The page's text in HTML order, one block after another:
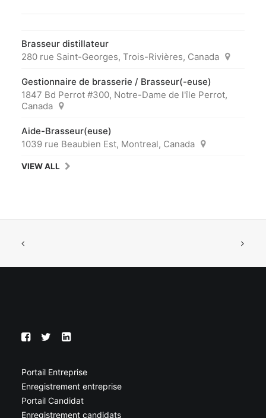
Brasseur distillateur
280 rue Saint-Georges, Trois-Rivières, Canada
Gestionnaire de brasserie / Brasseur(-euse)
1847 Bd Perrot #300, Notre-Dame de l'île Perrot,
Canada
Aide-Brasseur(euse)
1039 rue Beaubien Est, Montreal, Canada
VIEW ALL
Portail Entreprise
Enregistrement entreprise
Portail Candidat
Enregistrement candidats